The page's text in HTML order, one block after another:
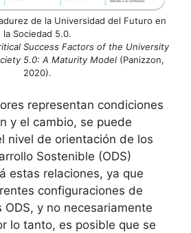
de la Universidad del Futuro en
la Sociedad 5.0.
Success Factors of the University
5.0: A Maturity Model(Panizzon,
2020).
representan condiciones
y el cambio, se puede
nivel de orientación de los
Sostenible (ODS)
estas relaciones, ya que
configuraciones de
y no necesariamente
lo tanto, es posible que se